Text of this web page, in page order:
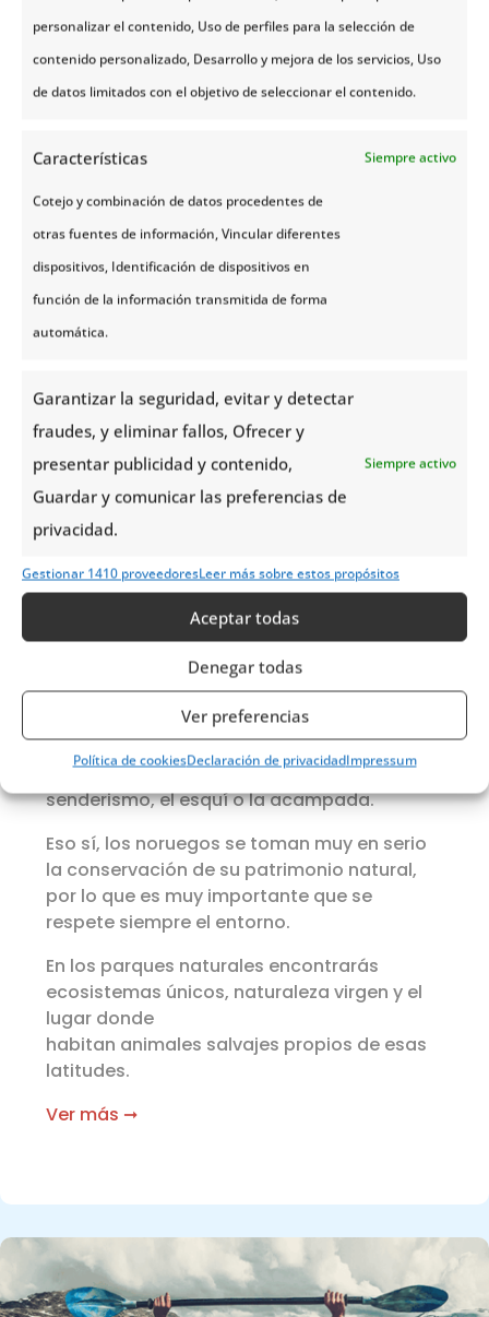
personalizar el contenido, Uso de perfiles para la selección de
contenido personalizado, Desarrollo y mejora de los servicios, Uso
de datos limitados con el objetivo de seleccionar el contenido.
Características Siempre activo
Cotejo y combinación de datos procedentes de
otras fuentes de información, Vincular diferentes
dispositivos, Identificación de dispositivos en
función de la información transmitida de forma
automática.
Garantizar la seguridad, evitar y detectar
fraudes, y eliminar fallos, Ofrecer y
presentar publicidad y contenido,
Guardar y comunicar las preferencias de
privacidad.
Siempre activo
Gestionar 1410 proveedoresLeer más sobre estos propósitos
Aceptar todas
Denegar todas
Ver preferencias
Política de cookiesDeclaración de privacidadImpressum
Además, allá donde haya fiordos,
también encontrarás pequeños
pueblecitos que te parecerán de
cuento de hadas y te gustará conocer
Ver más ➞
Parques Nacionales
En Noruega hay 44 parques nacionales,
incluyendo los 7 que hay en las islas
Svalbard. Se puede acceder a ellos
libremente, por lo que podrás visitarlos sin
más o realizar alguna actividad como el
senderismo, el esquí o la acampada.
Eso sí, los noruegos se toman muy en serio
la conservación de su patrimonio natural,
por lo que es muy importante que se
respete siempre el entorno.
En los parques naturales encontrarás
ecosistemas únicos, naturaleza virgen y el
lugar donde
habitan animales salvajes propios de esas
latitudes.
Ver más ➞